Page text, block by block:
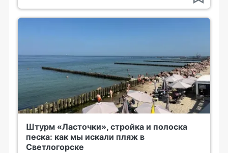
Штурм «Ласточки», стройка и полоска
песка: как мы искали пляж в
Светлогорске